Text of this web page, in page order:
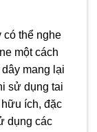
có thể nghe
một cách
mang lại
sử dụng tai
ích, đặc
dụng các